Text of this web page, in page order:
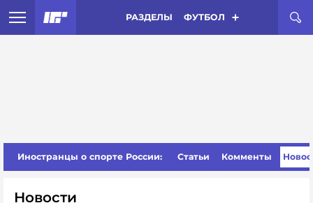
РАЗДЕЛЫ ФУТБОЛ
Иностранцы о спорте России: Статьи Комменты
Новости